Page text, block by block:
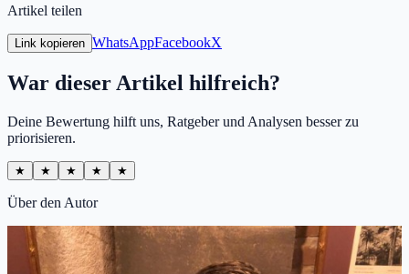
Artikel teilen
Link kopieren WhatsAppFacebookX
War dieser Artikel hilfreich?
Deine Bewertung hilft uns, Ratgeber und Analysen besser zu
priorisieren.
★ ★ ★ ★ ★
Über den Autor